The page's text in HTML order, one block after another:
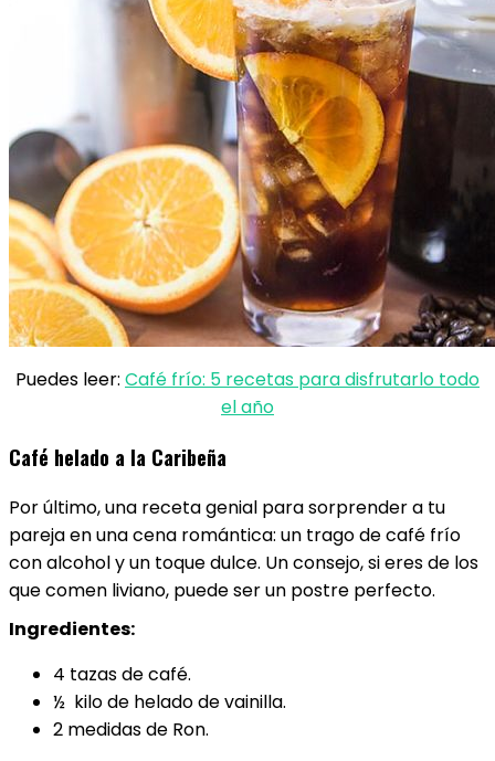
Puedes leer: Café frío: 5 recetas para disfrutarlo todo
el año
Café helado a la Caribeña
Por último, una receta genial para sorprender a tu
pareja en una cena romántica: un trago de café frío
con alcohol y un toque dulce. Un consejo, si eres de los
que comen liviano, puede ser un postre perfecto.
Ingredientes:
4 tazas de café.
½ kilo de helado de vainilla.
2 medidas de Ron.